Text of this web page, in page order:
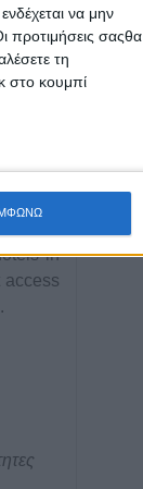
να μην
προτιμήσεις σαςθα
τη
στο κουμπί
offer
every
are
tuned
by
in
access